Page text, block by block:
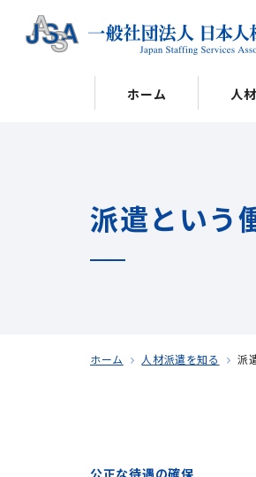
ホーム 人
派遣という
ホーム 人材派遣を知る 派
公正な待遇の確保